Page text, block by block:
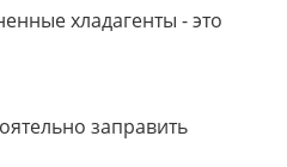
хладагенты - это
заправить